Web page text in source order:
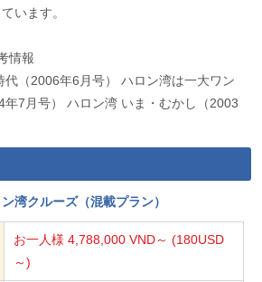
います。
情報
（2006年6月号）
ハロン湾は一大ワン
7月号）
ハロン湾 いま・むかし（2003
湾クルーズ（混載プラン）
お一人様 4,788,000 VND～ (180USD
～)